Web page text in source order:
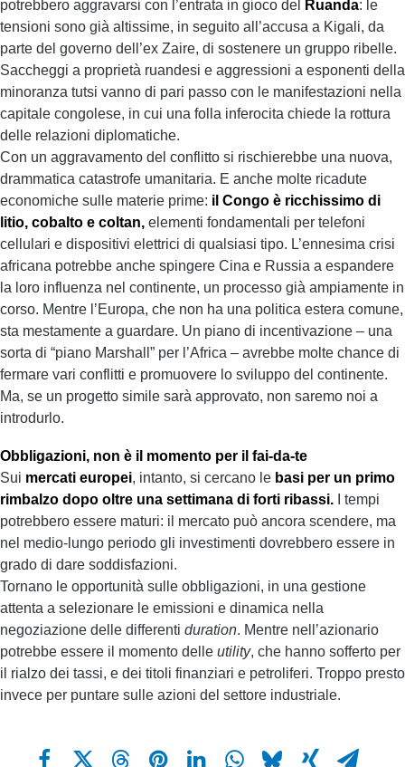
potrebbero aggravarsi con l’entrata in gioco del
Ruanda: le
tensioni sono già altissime, in seguito all’accusa a Kigali, da
parte del governo dell’ex Zaire, di sostenere un gruppo ribelle.
Saccheggi a proprietà ruandesi e aggressioni a esponenti della
minoranza tutsi vanno di pari passo con le manifestazioni nella
capitale congolese, in cui una folla inferocita chiede la rottura
delle relazioni diplomatiche.
Con un aggravamento del conflitto si rischierebbe una nuova,
drammatica catastrofe umanitaria. E anche molte ricadute
economiche sulle materie prime: il Congo è ricchissimo di
litio, cobalto e coltan, elementi fondamentali per telefoni
cellulari e dispositivi elettrici di qualsiasi tipo. L’ennesima crisi
africana potrebbe anche spingere Cina e Russia a espandere
la loro influenza nel continente, un processo già ampiamente in
corso. Mentre l’Europa, che non ha una politica estera comune,
sta mestamente a guardare. Un piano di incentivazione – una
sorta di “piano Marshall” per l’Africa – avrebbe molte chance di
fermare vari conflitti e promuovere lo sviluppo del continente.
Ma, se un progetto simile sarà approvato, non saremo noi a
introdurlo.
Obbligazioni, non è il momento per il fai-da-te
Sui mercati europei, intanto, si cercano le basi per un primo
rimbalzo dopo oltre una settimana di forti ribassi. I tempi
potrebbero essere maturi: il mercato può ancora scendere, ma
nel medio-lungo periodo gli investimenti dovrebbero essere in
grado di dare soddisfazioni.
Tornano le opportunità sulle obbligazioni, in una gestione
attenta a selezionare le emissioni e dinamica nella
negoziazione delle differenti duration. Mentre nell’azionario
potrebbe essere il momento delle utility, che hanno sofferto per
il rialzo dei tassi, e dei titoli finanziari e petroliferi. Troppo presto
invece per puntare sulle azioni del settore industriale.